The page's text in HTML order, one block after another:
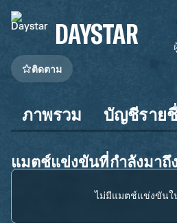
DAYSTAR
ติดตาม
ภาพรวม บัญชีราย
แมตช์แข่งขันที่กำลังมาถึง
ไม่มีแมตช์แข่งขันใ